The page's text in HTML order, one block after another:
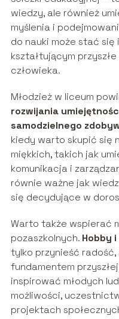
wiedzy, ale również
myślenia i
do nauki może stać
kształtującym
człowieka.
Młodzież w liceum
rozwijania
samodzielnego
kiedy warto skupić się
miękkich, takich jak
komunikacja i
równie ważne jak
się decydujące w
Warto także wspierać
pozaszkolnych. Hobby
tylko przynieść
fundamentem
inspirować młodych
możliwości,
projektach